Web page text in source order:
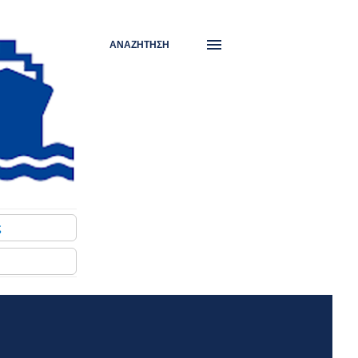
ΑΝΑΖΉΤΗΣΗ